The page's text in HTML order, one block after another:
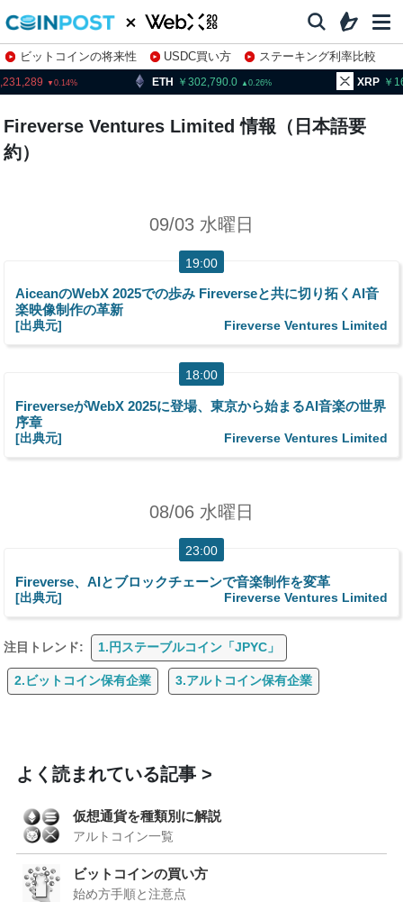
ビットコインの将来性 USDC買い方
ステーキング利率比較
株特集・関連銘柄
0.14 ETH 302,790.0 0.26 XRP
Fireverse Ventures Limited 情報（日本語要
約）
09/03 水曜日
19:00
AiceanのWebX 2025での歩み Fireverseと共に切り拓くAI音
楽映像制作の革新
[出典元] Fireverse Ventures Limited
18:00
FireverseがWebX 2025に登場、東京から始まるAI音楽の世界
序章
[出典元] Fireverse Ventures Limited
08/06 水曜日
23:00
Fireverse、AIとブロックチェーンで音楽制作を変革
[出典元] Fireverse Ventures Limited
注目トレンド: 1.円ステーブルコイン「JPYC」
2.ビットコイン保有企業 3.アルトコイン保有企業
よく読まれている記事
仮想通貨を種類別に解説
アルトコイン一覧
ビットコインの買い方
始め方手順と注意点